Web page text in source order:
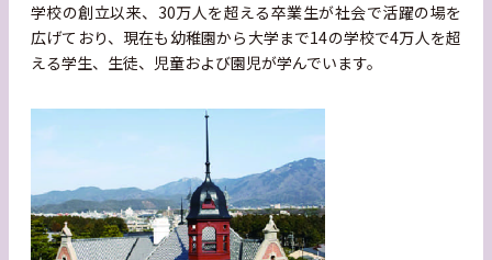
学校の創立以来、30万人を超える卒業生が社会で活躍の場を
広げており、現在も幼稚園から大学まで14の学校で4万人を超
える学生、生徒、児童および園児が学んでいます。